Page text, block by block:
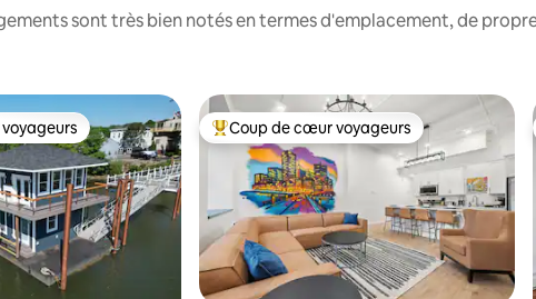
sont très bien notés en termes d'emplacement, de
les plus appréciés Coups de cœur voyageurs les plus appréciés
Coup de cœur voyageurs